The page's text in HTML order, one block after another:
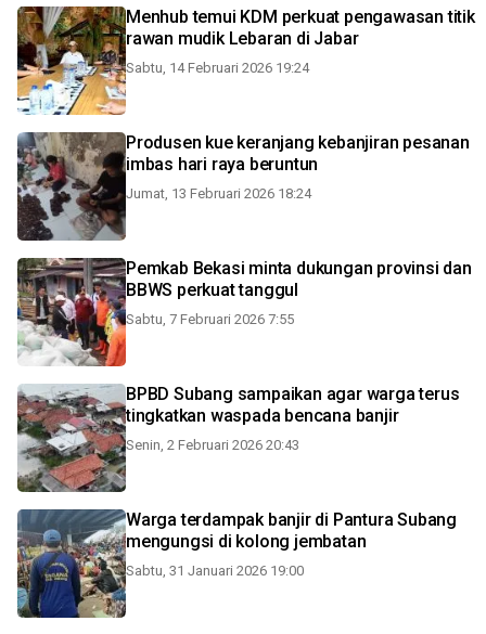
Menhub temui KDM perkuat pengawasan titik
rawan mudik Lebaran di Jabar
Sabtu, 14 Februari 2026 19:24
Produsen kue keranjang kebanjiran pesanan
imbas hari raya beruntun
Jumat, 13 Februari 2026 18:24
Pemkab Bekasi minta dukungan provinsi dan
BBWS perkuat tanggul
Sabtu, 7 Februari 2026 7:55
BPBD Subang sampaikan agar warga terus
tingkatkan waspada bencana banjir
Senin, 2 Februari 2026 20:43
Warga terdampak banjir di Pantura Subang
mengungsi di kolong jembatan
Sabtu, 31 Januari 2026 19:00